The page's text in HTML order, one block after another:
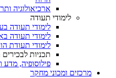
ארכיאולוגיה
לימודי תעודה
לימודי תעודה
לימודי תעודה
לימודי תעודת
תכניות
פילוסופיה, מדע
מרכזים ומכוני מחקר